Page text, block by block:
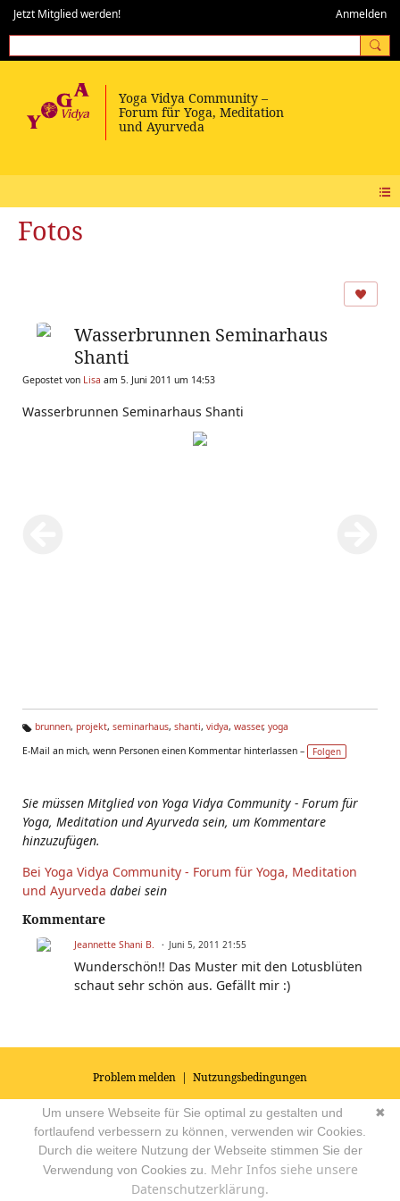
Jetzt Mitglied werden! Anmelden
Fotos
Wasserbrunnen Seminarhaus
Shanti
Gepostet von Lisa am 5. Juni 2011 um 14:53
Wasserbrunnen Seminarhaus Shanti
g
brunnen, projekt, seminarhaus, shanti, vidya, wasser, yoga
E-Mail an mich, wenn Personen einen Kommentar hinterlassen –
Folgen
Sie müssen Mitglied von Yoga Vidya Community - Forum für
Yoga, Meditation und Ayurveda sein, um Kommentare
hinzuzufügen.
Bei Yoga Vidya Community - Forum für Yoga, Meditation
und Ayurveda dabei sein
Kommentare
Jeannette Shani B. Juni 5, 2011 21:55
Wunderschön!! Das Muster mit den Lotusblüten
schaut sehr schön aus. Gefällt mir :)
Problem melden | Nutzungsbedingungen
© 2026Impressum|Datenschutz|AGB's| Yoga Vidya Community -
Forum für Yoga, Meditation und Ayurveda Powered by
✖
Um unsere Webseite für Sie optimal zu gestalten und
fortlaufend verbessern zu können, verwenden wir Cookies.
Durch die weitere Nutzung der Webseite stimmen Sie der
Verwendung von Cookies zu. Mehr Infos siehe unsere
Datenschutzerklärung.